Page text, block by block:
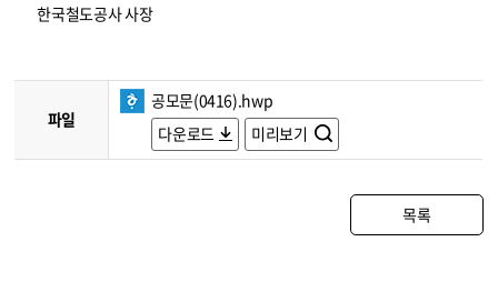
한국철도공사 사장
파일
공모문(0416).hwp
다운로드
미리보기
목록